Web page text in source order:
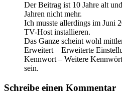
Der Beitrag ist 10 Jahre alt
Jahren nicht mehr.
Ich musste allerdings im Juni
TV-Host installieren.
Das Ganze scheint wohl
Erweitert – Erweiterte
Kennwort – Weitere
sein.
Schreibe einen Kommentar